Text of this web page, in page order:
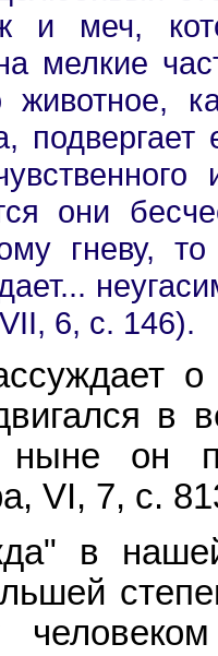
и меч,
мелкие
животное,
подвергает
они
гневу,
6, с. 146).
в
ныне он
VI, 7, с.
в